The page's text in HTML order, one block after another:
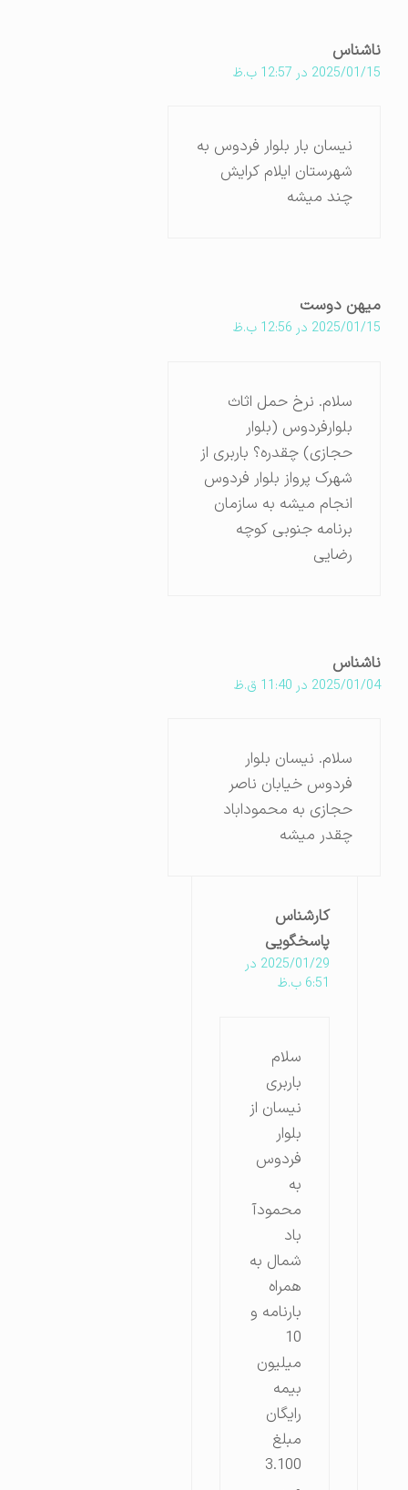
ناشناس
2025/01/15 در 12:57 ب.ظ
نیسان بار بلوار فردوس به
شهرستان ایلام کرایش
چند میشه
میهن دوست
2025/01/15 در 12:56 ب.ظ
سلام. نرخ حمل اثاث
بلوارفردوس (بلوار
حجازی) چقدره؟ باربری از
شهرک پرواز بلوار فردوس
انجام میشه به سازمان
برنامه جنوبی کوچه
رضایی
ناشناس
2025/01/04 در 11:40 ق.ظ
سلام. نیسان بلوار
فردوس خیابان ناصر
حجازی به محموداباد
چقدر میشه
کارشناس
پاسخگویی
2025/01/29 در
سلام
باربری
نیسان از
فردوس
محمودآ
شمال به
همراه
بارنامه و
میلیون
بیمه
رایگان
مبلغ
3.100